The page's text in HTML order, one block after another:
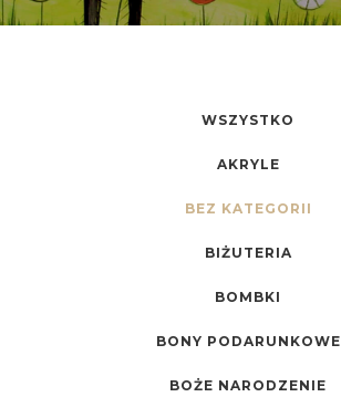
WSZYSTKO
AKRYLE
BEZ KATEGORII
BIŻUTERIA
BOMBKI
BONY PODARUNKOWE
BOŻE NARODZENIE